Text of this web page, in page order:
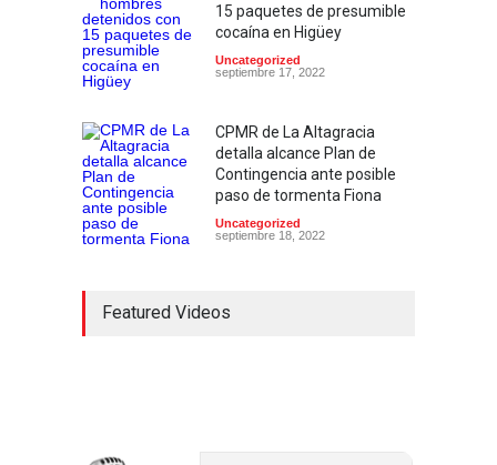
15 paquetes de presumible
cocaína en Higüey
Uncategorized
septiembre 17, 2022
CPMR de La Altagracia
detalla alcance Plan de
Contingencia ante posible
paso de tormenta Fiona
Uncategorized
septiembre 18, 2022
Featured Videos